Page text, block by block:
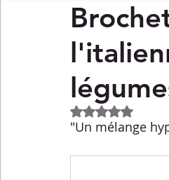
Barbecue /
Menus de la semaine
Noté NaN
"Un mélange